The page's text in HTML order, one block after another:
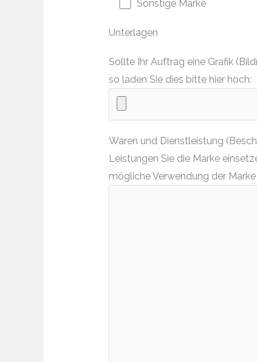
Sonstige Marke
Unterlagen
Sollte Ihr Auftrag eine Grafik
so laden Sie dies bitte hier hoch:
Waren und Dienstleistung
Leistungen Sie die Marke
mögliche Verwendung der